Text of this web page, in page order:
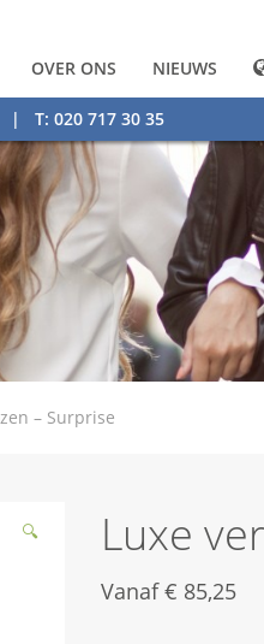
OVER ONS NIEUWS
| T: 020 717 30 35
– Surprise
🔍 Luxe
Vanaf€ 85,25